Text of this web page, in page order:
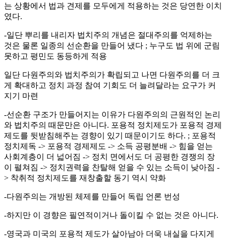
는 상황에서 법과 견제를 모두에게 적용하는 것은 당연한 이치
였다.
-일단 뿌리를 내리자 법치주의 개념은 절대주의를 억제하는
것은 물론 일종의 선순환을 만들어 냈다 ; 누구도 법 위에 군림
못하고 평민도 동등하게 적용
일단 다원주의와 법치주의가 확립되고 나면 다원주의를 더 크
게 확대하고 정치 과정 참여 기회도 더 늘려달라는 요구가 커
지기 마련
-선순환 구조가 만들어지는 이유가 다원주의의 근원적인 논리
와 법치주의 때문만은 아니다. 포용적 정치제도가 포용적 경제
제도를 뒷받침해주는 경향이 있기 때문이기도 하다. ; 포용적
정치제독 -> 포용적 경제제도 -> 소득 공평분배 -> 힘을 얻는
사회계층이 더 넓어짐 -> 정치 면에서도 더 공평한 경쟁의 장
이 펼쳐짐 -> 정치권력을 찬탈해 얻을 수 있는 소득이 낮아짐 -
> 착취적 정치제도를 재창출할 동기 역시 약화
-다원주의는 개방된 체제를 만들어 독립 언론 번성
-하지만 이 경향은 필연적이거나 돌이킬 수 없는 것은 아니다.
-영국과 미국의 포용적 제도가 살아남아 더욱 내실을 다지게